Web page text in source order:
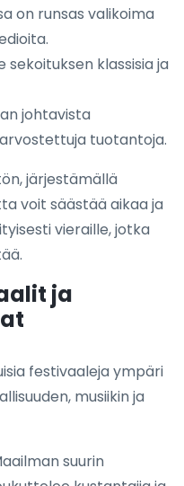
on runsas valikoima
sekoituksen klassisia ja
johtavista
tuotantoja.
järjestämällä
voit säästää aikaa ja
vieraille, jotka
ja
festivaaleja ympäri
musiikin ja
suurin